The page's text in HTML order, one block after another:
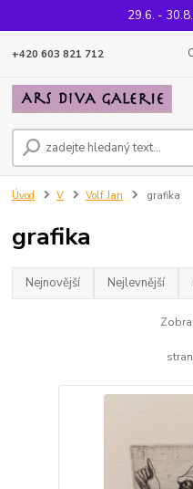
29.6. -
+420 603 821 712
Úvod V Volf Jan grafika
grafika
Nejnovější Nejlevnější